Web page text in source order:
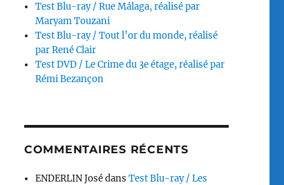
Test Blu-ray / Rue Málaga, réalisé par
Maryam Touzani
Test Blu-ray / Tout l’or du monde, réalisé
par René Clair
Test DVD / Le Crime du 3e étage, réalisé par
Rémi Bezançon
COMMENTAIRES RÉCENTS
ENDERLIN JosédansTest Blu-ray / Les